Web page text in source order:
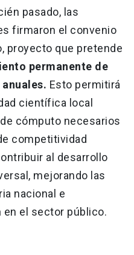
pasado, las
firmaron el convenio
proyecto que pretende
permanente de
Esto permitirá
científica local
cómputo necesarios
competitividad
al desarrollo
mejorando las
nacional e
en el sector público.